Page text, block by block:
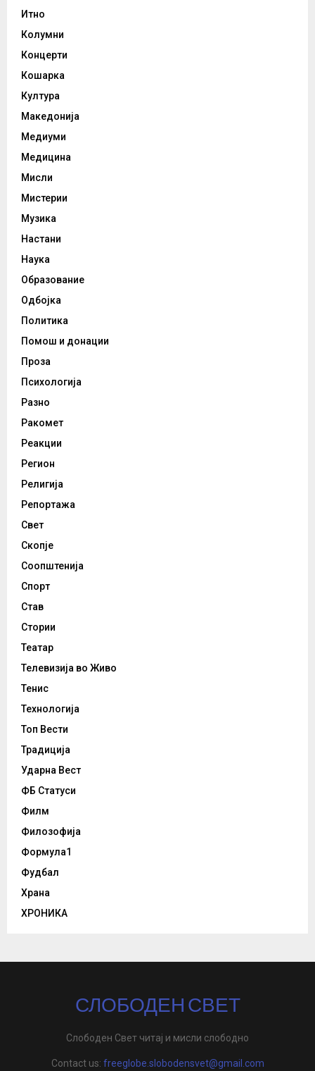
Итно
Колумни
Концерти
Кошарка
Култура
Македонија
Медиуми
Медицина
Мисли
Мистерии
Музика
Настани
Наука
Образование
Одбојка
Политика
Помош и донации
Проза
Психологија
Разно
Ракомет
Реакции
Регион
Религија
Репортажа
Свет
Скопје
Соопштенија
Спорт
Став
Стории
Театар
Телевизија во Живо
Тенис
Технологија
Топ Вести
Традиција
Ударна Вест
ФБ Статуси
Филм
Филозофија
Формула1
Фудбал
Храна
ХРОНИКА
СЛОБОДЕН СВЕТ
Слободен Свет читај и мисли слободно
Contact us: freeglobe.slobodensvet@gmail.com